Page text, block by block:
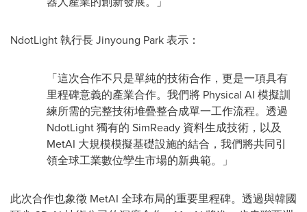
NdotLight 執行長Jinyoung Park表示：
「這次合作不只是單純的技術合作，更是一項具有
里程碑意義的產業合作。我們將 Physical AI 模擬訓
練所需的完整技術堆疊整合成單一工作流程。透過
NdotLight 獨有的 SimReady 資料生成技術，以及
MetAI 大規模模擬基礎設施的結合，我們將共同引
領全球工業數位孿生市場的新典範。」
此次合作也象徵 MetAI 全球布局的重要里程碑。透過與韓國